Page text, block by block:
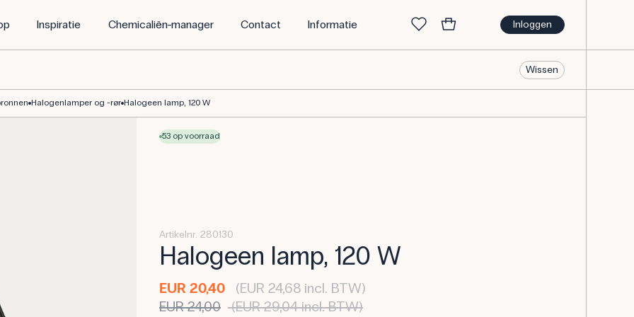
Inloggen
Inspiratie Chemicaliën-manager Contact Informatie
Wissen
Halogenlamper og -rør Halogeen lamp, 120 W
53 op voorraad
Artikelnr. 280130
Halogeen lamp, 120 W
EUR 20,40
(EUR 24,68 incl. BTW)
EUR 24,00 (EUR 29,04 incl. BTW)